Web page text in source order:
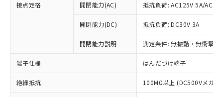
接点定格 開閉能力(AC) 抵抗負荷: AC125V 5A/
開閉能力(DC) 抵抗負荷: DC30V 3A
開閉能力説明 測定条件: 無振動・無衝撃
端子仕様 はんだづけ端子
絶縁抵抗 100MΩ以上 (DC500Vメガ)
ご利用条件
※1 対応状況
対応済み：EU RoHS指令（10物質）の
非含有に対応した製品が提供可能な商品で
す。
対応予定：EU RoHS指令（10物質）の非含
有に対応した製品に切り替える予定のある